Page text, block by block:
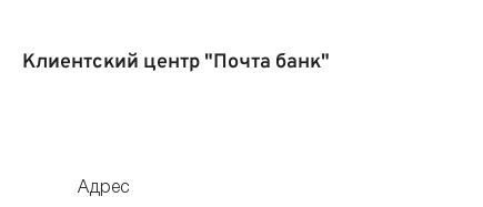
Клиентский центр "Почта банк"
Адрес